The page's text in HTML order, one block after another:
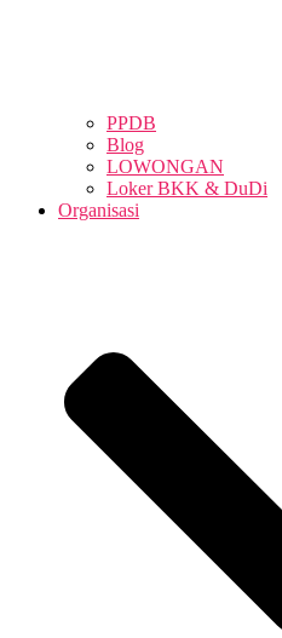
PPDB
Blog
LOWONGAN
Loker BKK & DuDi
Organisasi